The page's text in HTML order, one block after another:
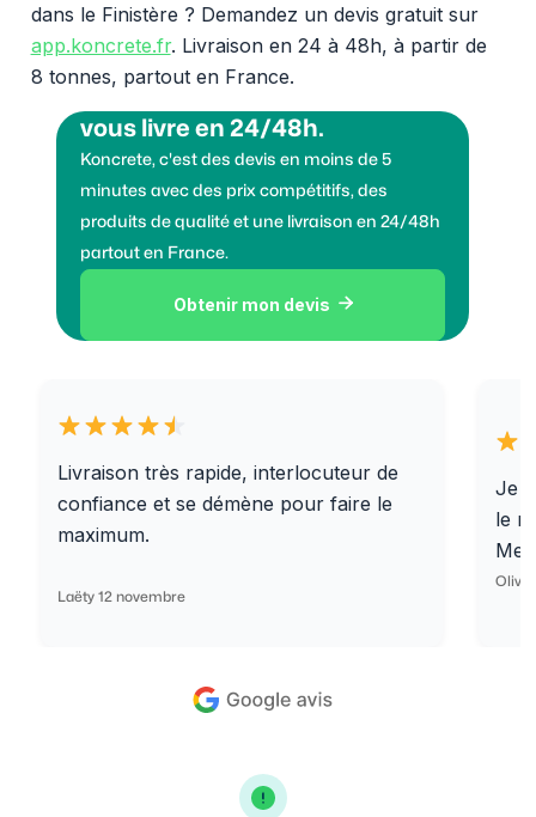
dans le Finistère ? Demandez un devis gratuit sur
app.koncrete.fr. Livraison en 24 à 48h, à partir de
8 tonnes, partout en France.
vous livre en 24/48h.
Koncrete, c'est des devis en moins de 5
minutes avec des prix compétitifs, des
produits de qualité et une livraison en 24/48h
partout en France.
Obtenir mon devis 
Livraison très rapide, interlocuteur de
confiance et se démène pour faire le
maximum.
Laëty 12 novembre
Je
le